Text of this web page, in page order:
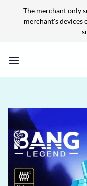
The merchant only
merchant's devices